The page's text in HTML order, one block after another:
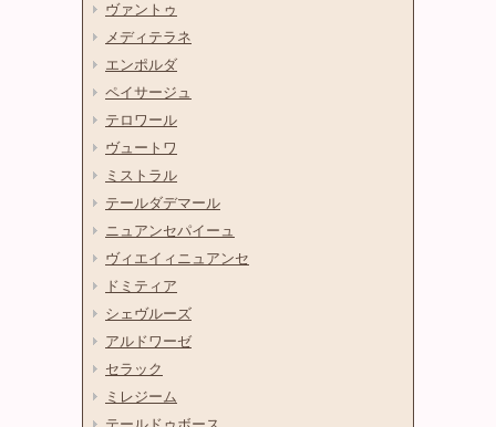
ヴァントゥ
メディテラネ
エンポルダ
ペイサージュ
テロワール
ヴュートワ
ミストラル
テールダデマール
ニュアンセパイーュ
ヴィエイィニュアンセ
ドミティア
シェヴルーズ
アルドワーゼ
セラック
ミレジーム